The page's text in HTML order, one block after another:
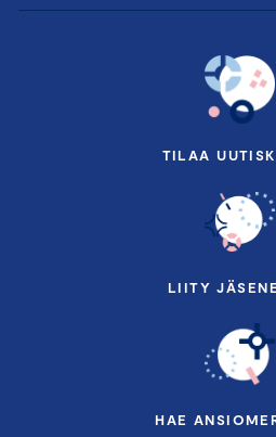
TILAA
LIITY
HAE